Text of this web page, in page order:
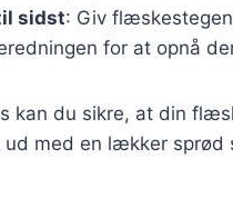
sidst: Giv
for at opnå
kan du sikre, at din
ud med en lækker sprød